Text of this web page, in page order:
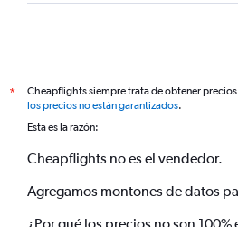
*
Cheapflights siempre trata de obtener
los precios no están garantizados.
Esta es la razón:
Cheapflights no es el vendedor.
Agregamos montones de datos